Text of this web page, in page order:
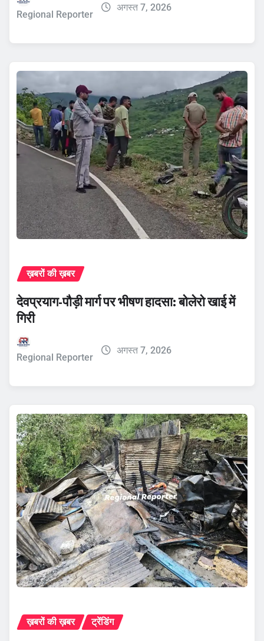
Regional Reporter
अगस्त 7, 2026
ख़बरों की ख़बर
देवप्रयाग-पौड़ी मार्ग पर भीषण हादसा: बोलेरो खाई में
गिरी
Regional Reporter
अगस्त 7, 2026
ख़बरों की ख़बर ट्रेंडिंग